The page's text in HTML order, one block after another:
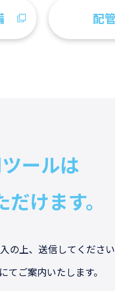
配
ールは
けます。
の上、送信してくださ
てご案内いたします。